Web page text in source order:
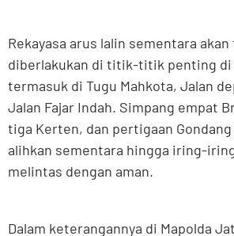
Rekayasa arus lalin sementara
diberlakukan di titik-titik penting di
termasuk di Tugu Mahkota, Jalan
Jalan Fajar Indah. Simpang empat
tiga Kerten, dan pertigaan Gondang
alihkan sementara hingga iring-
melintas dengan aman.
Dalam keterangannya di Mapolda